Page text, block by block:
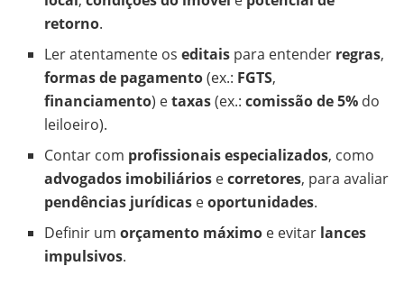
retorno.
Ler atentamente oseditais para entender regras,
formas de pagamento(ex.: FGTS,
financiamento) etaxas(ex.:comissão de 5% do
leiloeiro).
Contar com profissionais especializados, como
advogados imobiliários ecorretores, para avaliar
pendências jurídicas eoportunidades.
Definir umorçamento máximo e evitar lances
impulsivos.